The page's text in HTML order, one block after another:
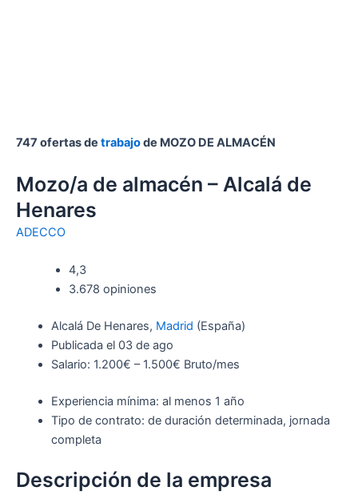
747 ofertas de trabajode MOZO DE ALMACÉN
Mozo/a de almacén – Alcalá de
Henares
ADECCO
4,3
3.678 opiniones
Alcalá De Henares, Madrid (España)
Publicada el 03 de ago
Salario: 1.200€ – 1.500€ Bruto/mes
Experiencia mínima: al menos 1 año
Tipo de contrato: de duración determinada, jornada
completa
Descripción de la empresa